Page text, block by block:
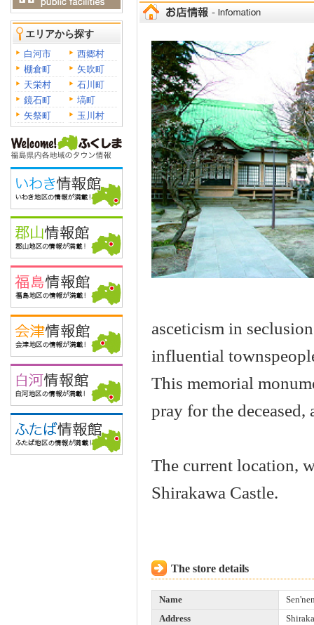
エリアから探す
白河市
西郷村
棚倉町
矢吹町
天栄村
石川町
鏡石町
塙町
矢祭町
玉川村
asceticism in
influential
This memorial
pray for the deceased,
The current location,
Shirakawa Castle.
The store details
Name
Address